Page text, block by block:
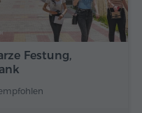
Festung,